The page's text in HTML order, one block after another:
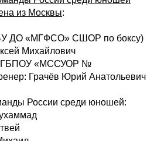
из Москвы:
ДО «МГФСО» СШОР по боксу)
Михайлович
«МССУОР №
Грачёв Юрий Анатольевич
России среди юношей: